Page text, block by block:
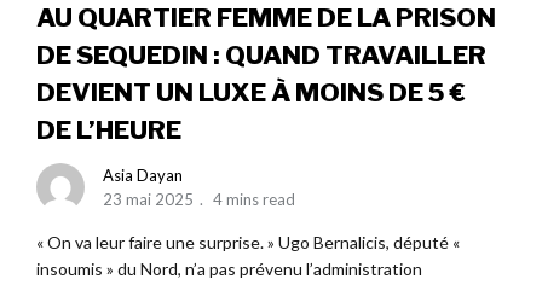
AU QUARTIER FEMME DE LA PRISON
DE SEQUEDIN : QUAND TRAVAILLER
DEVIENT UN LUXE À MOINS DE 5 €
DE L’HEURE
Asia Dayan
23 mai 2025
4 mins read
« On va leur faire une surprise. » Ugo Bernalicis, député «
insoumis » du Nord, n’a pas prévenu l’administration